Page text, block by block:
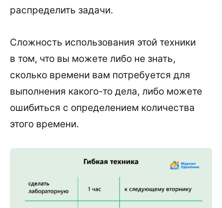
распределить задачи.
Сложность использования этой техники
в том, что вы можете либо не знать,
сколько времени вам потребуется для
выполнения какого-то дела, либо можете
ошибиться с определением количества
этого времени.